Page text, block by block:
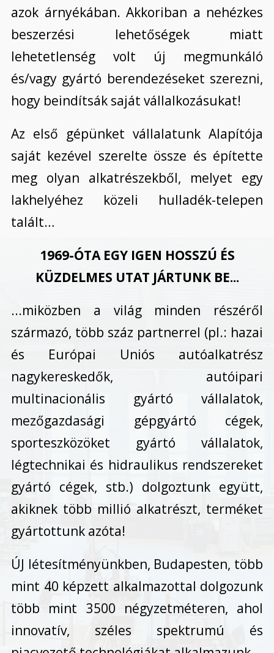
azok árnyékában. Akkoriban a nehézkes
beszerzési lehetőségek miatt
lehetetlenség volt új megmunkáló
és/vagy gyártó berendezéseket szerezni,
hogy beindítsák saját vállalkozásukat!
Az első gépünket vállalatunk Alapítója
saját kezével szerelte össze és építette
meg olyan alkatrészekből, melyet egy
lakhelyéhez közeli hulladék-telepen
talált…
1969-ÓTA EGY IGEN HOSSZÚ ÉS
KÜZDELMES UTAT JÁRTUNK BE...
...miközben a világ minden részéről
származó, több száz partnerrel (pl.: hazai
és Európai Uniós autóalkatrész
nagykereskedők, autóipari
multinacionális gyártó vállalatok,
mezőgazdasági gépgyártó cégek,
sporteszközöket gyártó vállalatok,
légtechnikai és hidraulikus rendszereket
gyártó cégek, stb.) dolgoztunk együtt,
akiknek több millió alkatrészt, terméket
gyártottunk azóta!
ÚJ létesítményünkben, Budapesten, több
mint 40 képzett alkalmazottal dolgozunk
több mint 3500 négyzetméteren, ahol
innovatív, széles spektrumú és